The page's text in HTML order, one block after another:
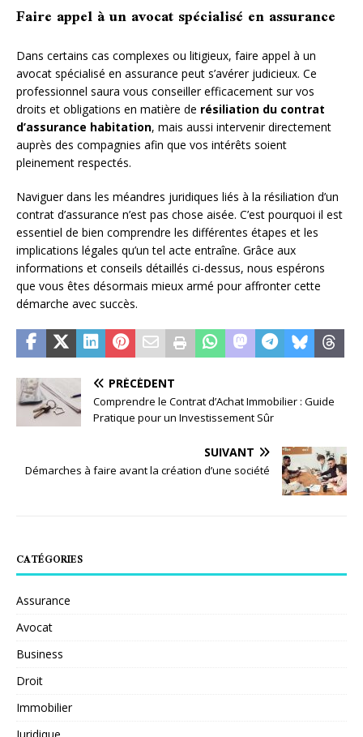
Faire appel à un avocat spécialisé en assurance
Dans certains cas complexes ou litigieux, faire appel à un
avocat spécialisé en assurance peut s’avérer judicieux. Ce
professionnel saura vous conseiller efficacement sur vos
droits et obligations en matière de résiliation du contrat
d’assurance habitation, mais aussi intervenir directement
auprès des compagnies afin que vos intérêts soient
pleinement respectés.
Naviguer dans les méandres juridiques liés à la résiliation d’un
contrat d’assurance n’est pas chose aisée. C’est pourquoi il est
essentiel de bien comprendre les différentes étapes et les
implications légales qu’un tel acte entraîne. Grâce aux
informations et conseils détaillés ci-dessus, nous espérons
que vous êtes désormais mieux armé pour affronter cette
démarche avec succès.
PRÉCÉDENT
Comprendre le Contrat d’Achat Immobilier : Guide
Pratique pour un Investissement Sûr
SUIVANT
Démarches à faire avant la création d’une société
CATÉGORIES
Assurance
Avocat
Business
Droit
Immobilier
Juridique